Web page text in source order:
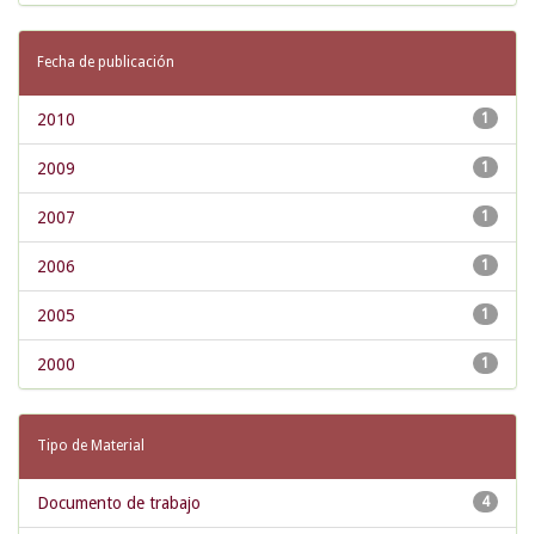
Fecha de publicación
1
2010
1
2009
1
2007
1
2006
1
2005
1
2000
Tipo de Material
4
Documento de trabajo